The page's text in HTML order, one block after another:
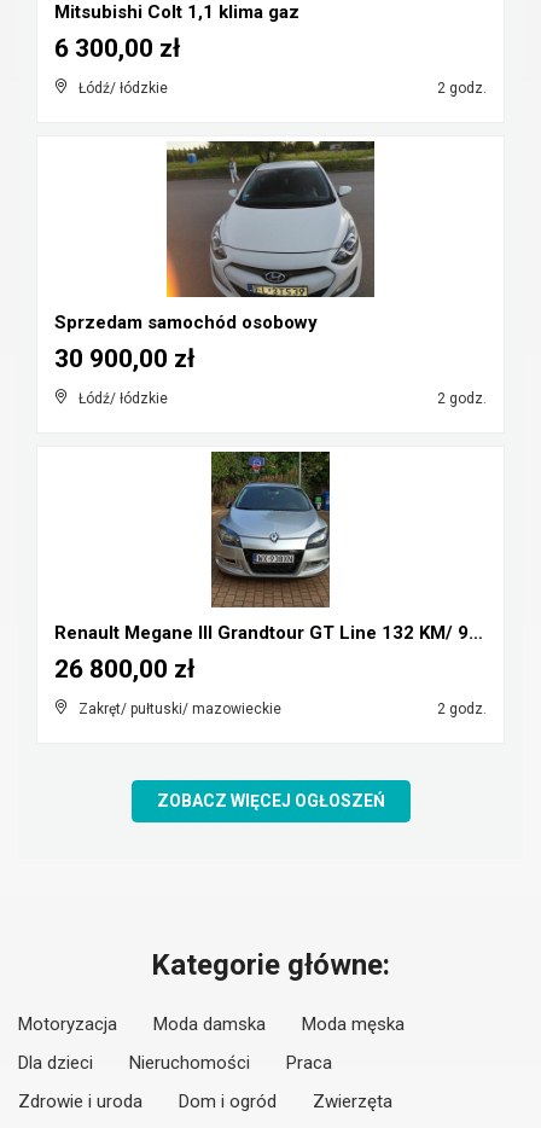
Mitsubishi Colt 1,1 klima gaz
Łódź/ łódzkie 2 godz.
6 300,00 zł
Sprzedam samochód osobowy
Łódź/ łódzkie 2 godz.
30 900,00 zł
Renault Megane III Grandtour GT Line 132 KM/ 97 KW...
Zakręt/ pułtuski/ mazowieckie 2 godz.
26 800,00 zł
ZOBACZ WIĘCEJ OGŁOSZEŃ
Kategorie główne:
Motoryzacja Moda damska
Moda męska
Dla dzieci
Nieruchomości
Praca
Zdrowie i uroda
Dom i ogród Zwierzęta